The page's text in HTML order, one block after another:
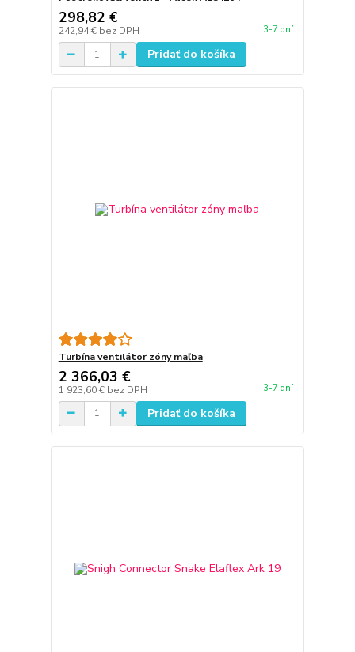
298,82 €
242,94 € bez DPH 3-7 dní
Pridať do košíka
Turbína ventilátor zóny maľba
2 366,03 €
1 923,60 € bez DPH 3-7 dní
Pridať do košíka